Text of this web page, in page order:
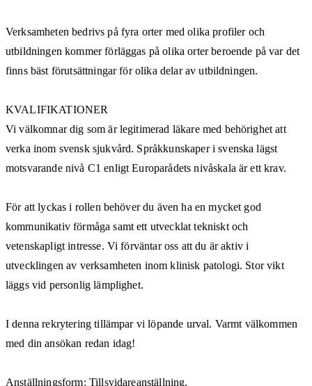
Verksamheten bedrivs på fyra orter med olika profiler och
utbildningen kommer förläggas på olika orter beroende på var det
finns bäst förutsättningar för olika delar av utbildningen.
KVALIFIKATIONER
Vi välkomnar dig som är legitimerad läkare med behörighet att
verka inom svensk sjukvård. Språkkunskaper i svenska lägst
motsvarande nivå C1 enligt Europarådets nivåskala är ett krav.
För att lyckas i rollen behöver du även ha en mycket god
kommunikativ förmåga samt ett utvecklat tekniskt och
vetenskapligt intresse. Vi förväntar oss att du är aktiv i
utvecklingen av verksamheten inom klinisk patologi. Stor vikt
läggs vid personlig lämplighet.
I denna rekrytering tillämpar vi löpande urval. Varmt välkommen
med din ansökan redan idag!
Anställningsform: Tillsvidareanställning.